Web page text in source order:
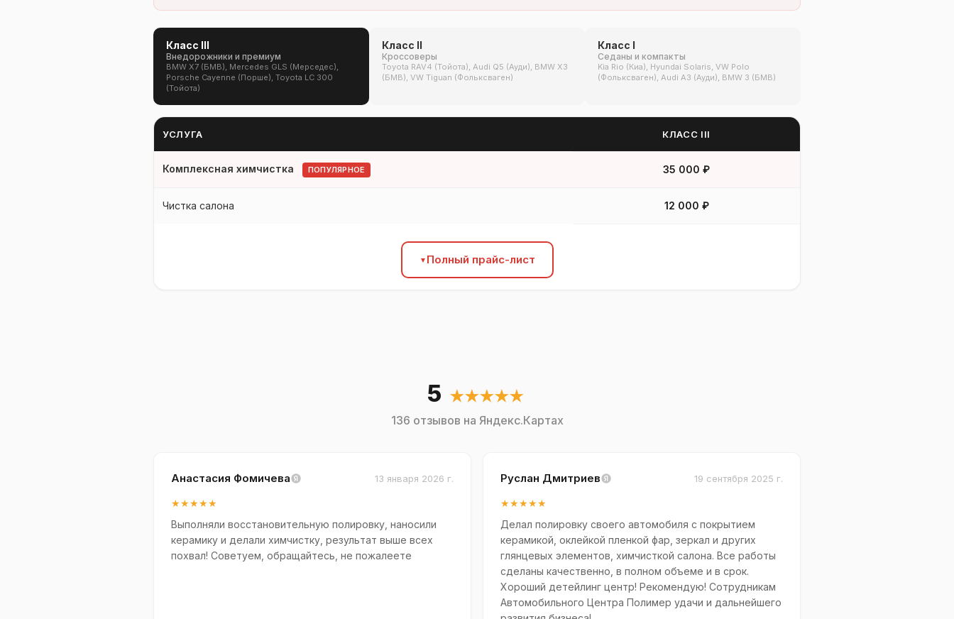
Класс III
Внедорожники и премиум
BMW X7 (БМВ), Mercedes GLS (Мерседес),
Porsche Cayenne (Порше), Toyota LC 300
(Тойота)
Класс II
Кроссоверы
Toyota RAV4 (Тойота), Audi Q5 (Ауди), BMW X3
(БМВ), VW Tiguan (Фольксваген)
Класс I
Седаны и компакты
Kia Rio (Киа), Hyundai Solaris, VW Polo
(Фольксваген), Audi A3 (Ауди), BMW 3 (БМВ)
УСЛУГА КЛАСС III
Комплексная химчистка ПОПУЛЯРНОЕ 35 000 ₽
Чистка салона 12 000 ₽
Полный прайс-лист
5 ★★★★★
136 отзывов на Яндекс.Картах
Анастасия Фомичева 13 января 2026 г.
★★★★★
Выполняли восстановительную полировку, наносили
керамику и делали химчистку, результат выше всех
похвал! Советуем, обращайтесь, не пожалеете
Руслан Дмитриев 19 сентября 2025 г.
★★★★★
Делал полировку своего автомобиля с покрытием
керамикой, оклейкой пленкой фар, зеркал и других
глянцевых элементов, химчисткой салона. Все работы
сделаны качественно, в полном объеме и в срок.
Хороший детейлинг центр! Рекомендую! Сотрудникам
Автомобильного Центра Полимер удачи и дальнейшего